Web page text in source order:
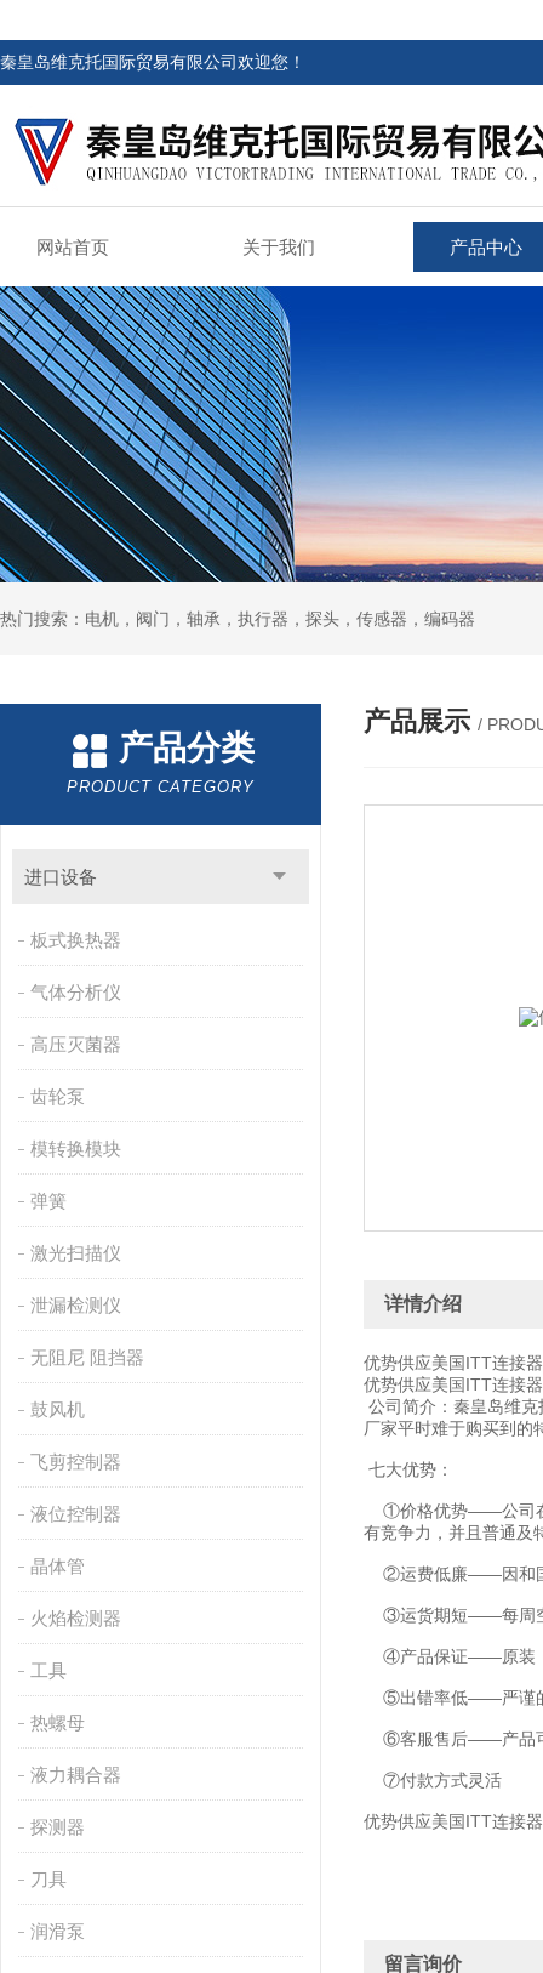
秦皇岛维克托国际贸易有限公司欢迎您！
网站首页 关于我们 产品中心
热门搜索：电机，阀门，轴承，执行器，探头，传感器，编码器
产品分类
PRODUCT CATEGORY
进口设备
板式换热器
气体分析仪
高压灭菌器
齿轮泵
模转换模块
弹簧
激光扫描仪
泄漏检测仪
无阻尼 阻挡器
鼓风机
飞剪控制器
液位控制器
晶体管
火焰检测器
工具
热螺母
液力耦合器
探测器
刀具
润滑泵
产品展示 /
详情介绍
优势供应美国ITT连接器
优势供应美国ITT连接器
公司简介：秦皇岛维
厂家平时难于购买到的
七大优势：
①价格优势——公司在
有竞争力，并且普通及
②运费低廉——因和国
③运货期短——每周空
④产品保证——原装
⑤出错率低——严谨的
⑥客服售后——产品可
⑦付款方式灵活
优势供应美国ITT连接器
留言询价